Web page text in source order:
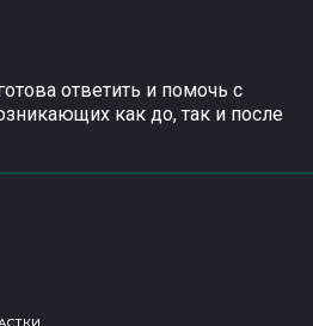
ответить и помочь с
как до, так и после